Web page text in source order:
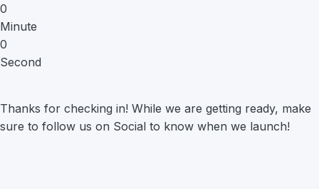
0
Minute
0
Second
Thanks for checking in! While we are getting ready, make
sure to follow us on Social to know when we launch!